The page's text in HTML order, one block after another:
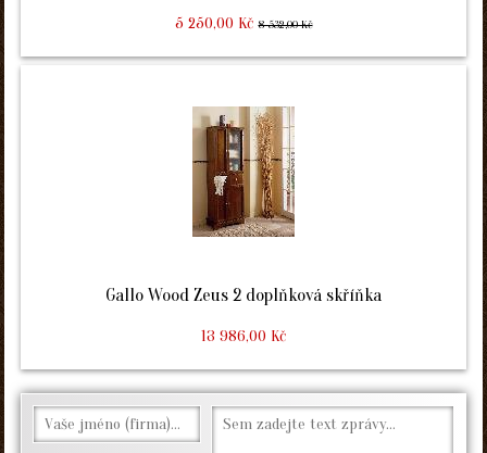
5 250,00 Kč 8 532,00 Kč
Gallo Wood Zeus 2 doplňková skříňka
13 986,00 Kč